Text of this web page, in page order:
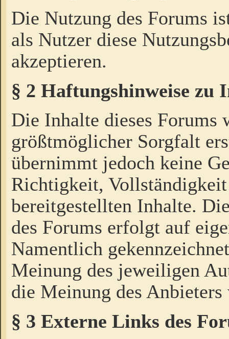
Die Nutzung des Forums
als Nutzer diese
akzeptieren.
§ 2 Haftungshinweise zu
Die Inhalte dieses Forums
größtmöglicher Sorgfalt
übernimmt jedoch keine
Richtigkeit,
bereitgestellten Inhalte.
des Forums erfolgt auf
Namentlich
Meinung des jeweiligen
die Meinung des Anbieters
§ 3 Externe Links des